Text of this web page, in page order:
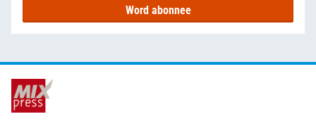
Word abonnee